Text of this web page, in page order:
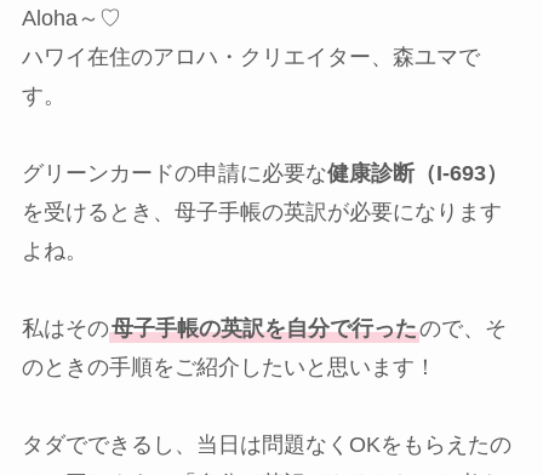
Aloha～♡
ハワイ在住のアロハ・クリエイター、森ユマで
す。
グリーンカードの申請に必要な健康診断（I-693）
を受けるとき、母子手帳の英訳が必要になります
よね。
私はその母子手帳の英訳を自分で行ったので、そ
のときの手順をご紹介したいと思います！
タダでできるし、当日は問題なくOKをもらえたの